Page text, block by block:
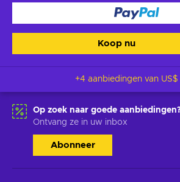
Koop nu
+4 aanbiedingen van
Op zoek naar goede
Ontvang ze in uw inbox
Abonneer